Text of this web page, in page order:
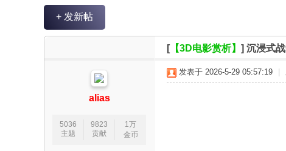
V
+ 发新帖
[【3D电影赏析】 ] 沉浸式
alias
5036
主题
9823
贡献
1万
金币
发表于 2026-5-29 05:57:19